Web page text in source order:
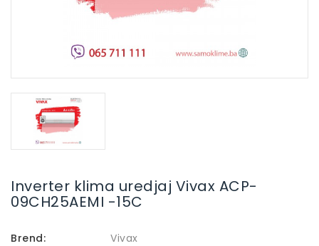
Inverter klima uredjaj Vivax ACP-
09CH25AEMI -15C
Brend:
Vivax